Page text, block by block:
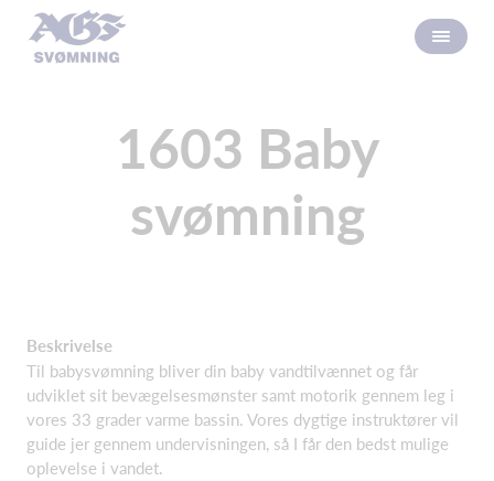
1603 Baby
svømning
Beskrivelse
Til babysvømning bliver din baby vandtilvænnet og får
udviklet sit bevægelsesmønster samt motorik gennem leg i
vores 33 grader varme bassin. Vores dygtige instruktører vil
guide jer gennem undervisningen, så I får den bedst mulige
oplevelse i vandet.